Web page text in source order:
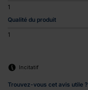
1
Qualité du produit
1
Incitatif
Trouvez-vous cet avis utile ?